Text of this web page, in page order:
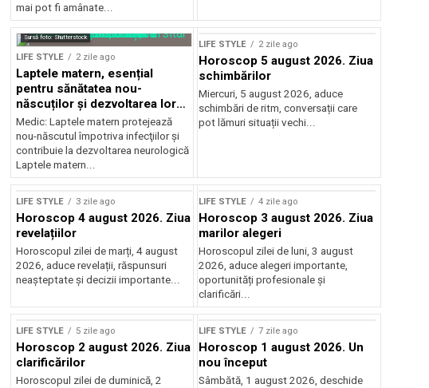
mai pot fi amânate...
Sursă foto: Shutterstock
LIFE STYLE 2 zile ago
Laptele matern, esențial
pentru sănătatea nou-
născuților și dezvoltarea lor
neurologică
Medic: Laptele matern protejează
nou-născutul împotriva infecţiilor şi
contribuie la dezvoltarea neurologică
Laptele matern...
LIFE STYLE 2 zile ago
Horoscop 5 august 2026. Ziua
schimbărilor
Miercuri, 5 august 2026, aduce
schimbări de ritm, conversații care
pot lămuri situații vechi...
LIFE STYLE 3 zile ago
Horoscop 4 august 2026. Ziua
revelațiilor
Horoscopul zilei de marți, 4 august
2026, aduce revelații, răspunsuri
neașteptate și decizii importante...
LIFE STYLE 4 zile ago
Horoscop 3 august 2026. Ziua
marilor alegeri
Horoscopul zilei de luni, 3 august
2026, aduce alegeri importante,
oportunități profesionale și
clarificări...
LIFE STYLE 5 zile ago
Horoscop 2 august 2026. Ziua
clarificărilor
Horoscopul zilei de duminică, 2
LIFE STYLE 7 zile ago
Horoscop 1 august 2026. Un
nou început
Sâmbătă, 1 august 2026, deschide